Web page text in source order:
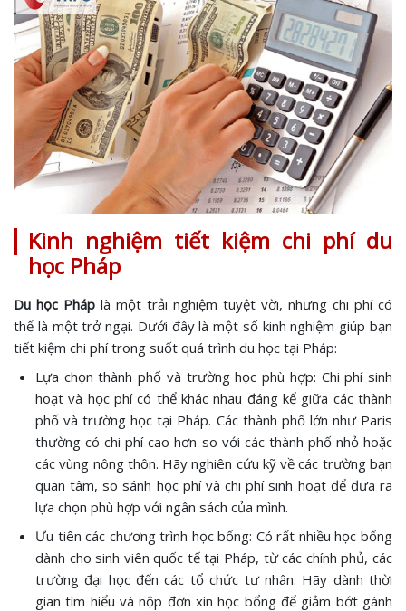
Kinh nghiệm tiết kiệm chi phí du
học Pháp
Du học Pháp là một trải nghiệm tuyệt vời, nhưng chi phí có
thể là một trở ngại. Dưới đây là một số kinh nghiệm giúp bạn
tiết kiệm chi phí trong suốt quá trình du học tại Pháp:
Lựa chọn thành phố và trường học phù hợp: Chi phí sinh
hoạt và học phí có thể khác nhau đáng kể giữa các thành
phố và trường học tại Pháp. Các thành phố lớn như Paris
thường có chi phí cao hơn so với các thành phố nhỏ hoặc
các vùng nông thôn. Hãy nghiên cứu kỹ về các trường bạn
quan tâm, so sánh học phí và chi phí sinh hoạt để đưa ra
lựa chọn phù hợp với ngân sách của mình.
Ưu tiên các chương trình học bổng: Có rất nhiều học bổng
dành cho sinh viên quốc tế tại Pháp, từ các chính phủ, các
trường đại học đến các tổ chức tư nhân. Hãy dành thời
gian tìm hiểu và nộp đơn xin học bổng để giảm bớt gánh